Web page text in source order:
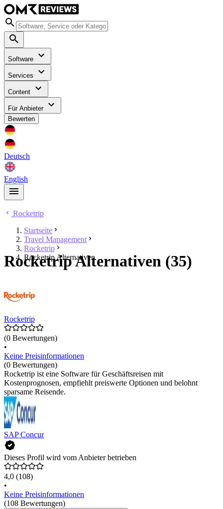
Software
Services
Content
Für Anbieter
Bewerten
Deutsch
English
Rocketrip
Startseite
Travel Management
Rocketrip
Rocketrip Alternativen
Rocketrip Alternativen (35)
Rocketrip
(0 Bewertungen)
•
Keine Preisinformationen
(0 Bewertungen)
Rocketrip ist eine Software für Geschäftsreisen mit
Kostenprognosen, empfiehlt preiswerte Optionen und belohnt
sparsame Reisende.
SAP Concur
Dieses Profil wird vom Anbieter betrieben
4,0 (108)
•
Keine Preisinformationen
(108 Bewertungen)